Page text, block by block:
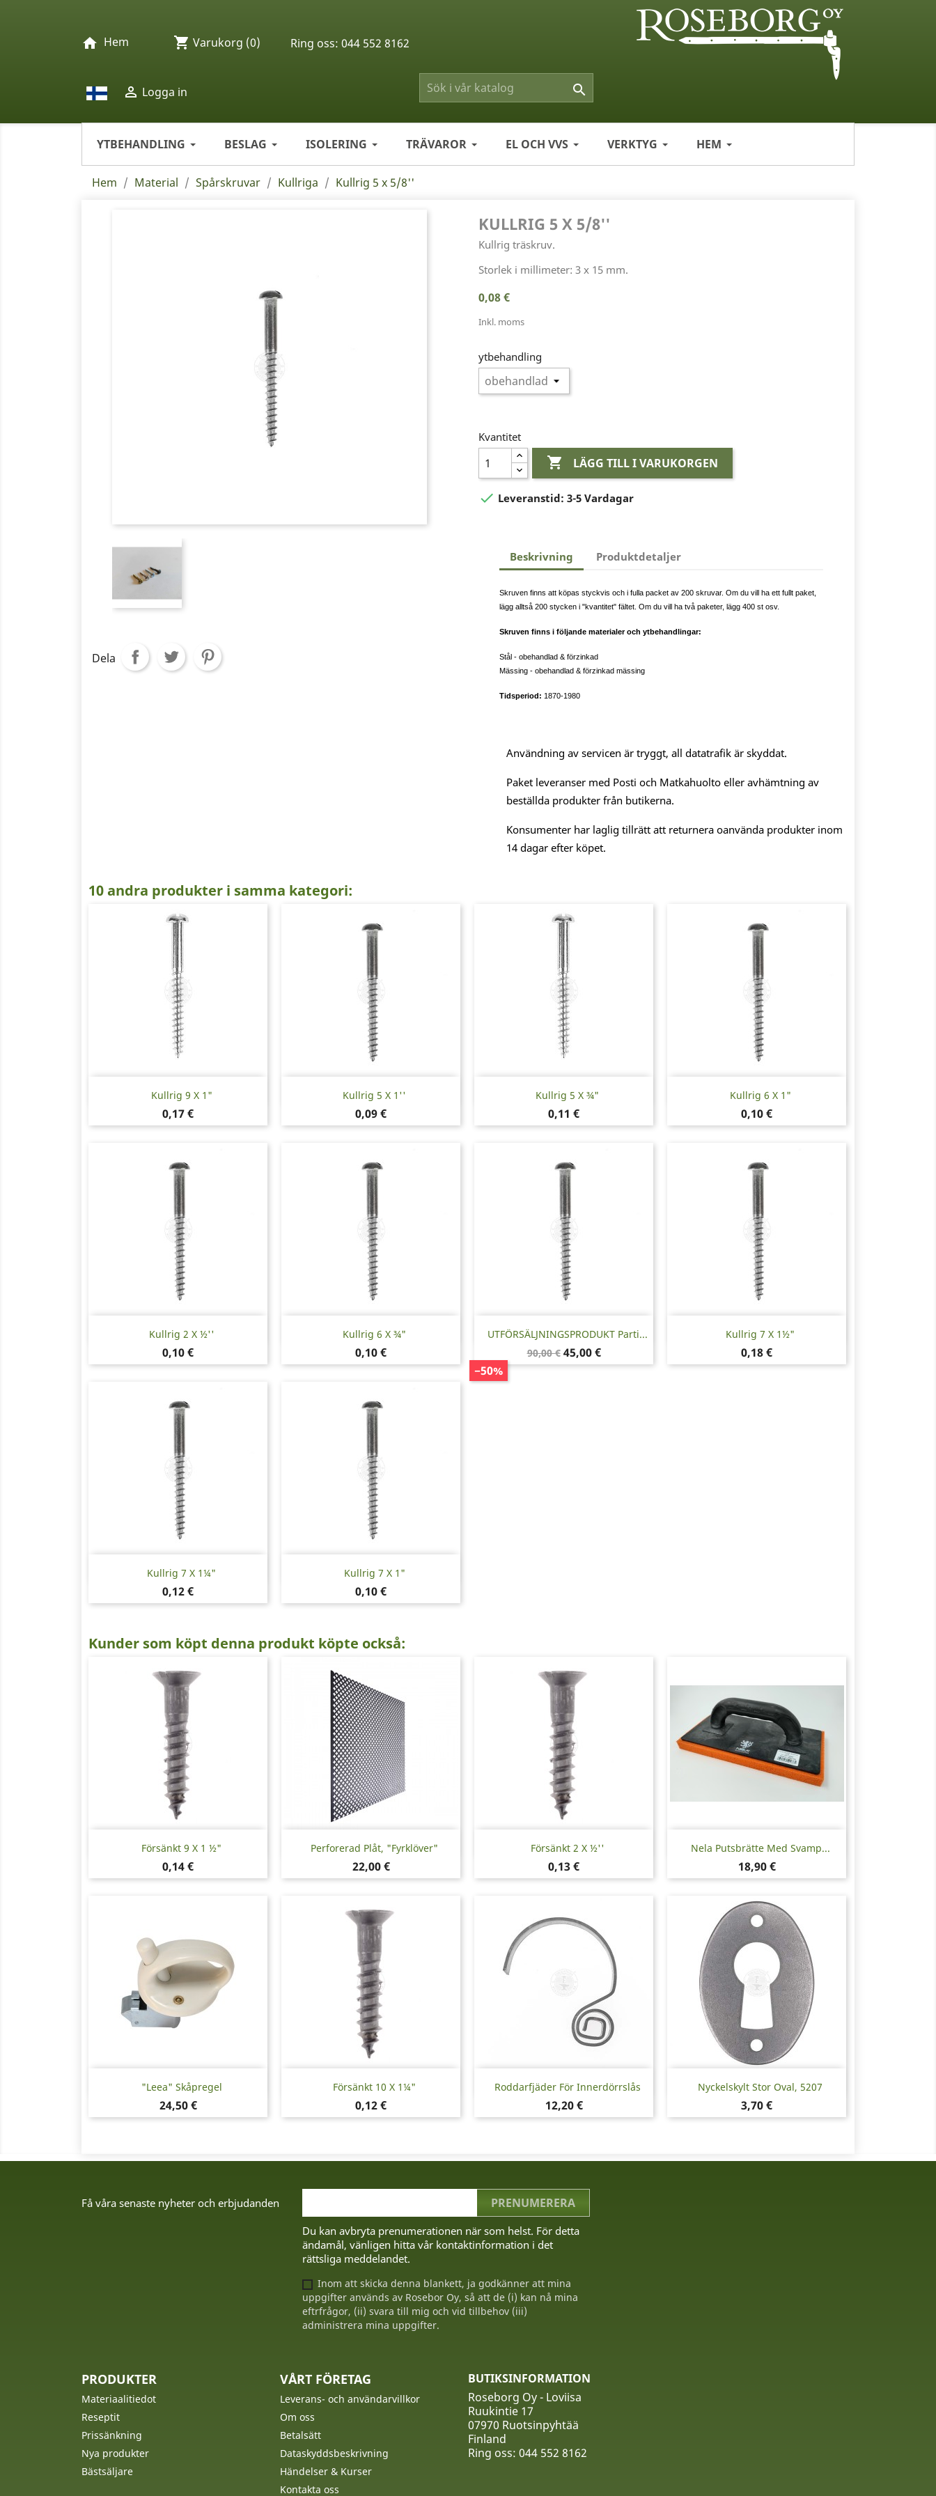

home Hem
 Logga in
shopping_cart Varukorg (0)
YTBEHANDLING BESLAG ISOLERING TRÄVAROR EL OCH VVS VERKTYG HEM
Ring oss: 044 552 8162
Hem Material Spårskruvar Kullriga Kullrig 5 x 5/8''
Dela
KULLRIG 5 X 5/8''
Kullrig träskruv.
Storlek i millimeter: 3 x 15 mm.
0,08 €
Inkl. moms
ytbehandling
Kvantitet
 LÄGG TILL I VARUKORGEN
 Leveranstid: 3-5 Vardagar
Beskrivning Produktdetaljer
Skruven finns att köpas styckvis och i fulla packet av 200 skruvar. Om du vill ha ett fullt paket,
lägg alltså 200 stycken i "kvantitet" fältet. Om du vill ha två paketer, lägg 400 st osv.
Skruven finns i följande materialer och ytbehandlingar:
Stål - obehandlad & förzinkad
Mässing - obehandlad & förzinkad mässing
Tidsperiod: 1870-1980
Användning av servicen är tryggt, all datatrafik är skyddat.
Paket leveranser med Posti och Matkahuolto eller avhämtning av
beställda produkter från butikerna.
Konsumenter har laglig tillrätt att returnera oanvända produkter inom
14 dagar efter köpet.
10 andra produkter i samma kategori:
Kullrig 9 X 1"
Pris
0,17 €
Snabbvy Kullrig 5 X 1''
Pris
0,09 €
Snabbvy Kullrig 5 X ¾"
Pris
0,11 €
Snabbvy Kullrig 6 X 1"
Pris
0,10 €
Snabbvy
Kullrig 2 X ½''
Pris
0,10 €
Snabbvy Kullrig 6 X ¾"
Pris
0,10 €
Snabbvy UTFÖRSÄLJNINGSPRODUKT Parti...
Baspris
90,00 €
−50%
Pris
45,00 €
Snabbvy Kullrig 7 X 1½"
Pris
0,18 €
Snabbvy
Kullrig 7 X 1¼"
Pris
0,12 €
Snabbvy Kullrig 7 X 1"
Pris
0,10 €
Snabbvy
Kunder som köpt denna produkt köpte också:
Försänkt 9 X 1 ½"
Pris
0,14 €
Snabbvy Perforerad Plåt, "Fyrklöver"
Pris
22,00 €
Snabbvy Försänkt 2 X ½''
Pris
0,13 €
Snabbvy Nela Putsbrätte Med Svamp...
Pris
18,90 €
Snabbvy
"Leea" Skåpregel
Pris
24,50 €
Snabbvy Försänkt 10 X 1¼"
Pris
0,12 €
Snabbvy Roddarfjäder För Innerdörrslås
Pris
12,20 €
Snabbvy Nyckelskylt Stor Oval, 5207
Pris
3,70 €
Snabbvy
Få våra senaste nyheter och erbjudanden
Du kan avbryta prenumerationen när som helst. För detta
ändamål, vänligen hitta vår kontaktinformation i det
rättsliga meddelandet.
Inom att skicka denna blankett, ja godkänner att mina
uppgifter används av Rosebor Oy, så att de (i) kan nå mina
eftrfrågor, (ii) svara till mig och vid tillbehov (iii)
administrera mina uppgifter.
PRODUKTER
Materiaalitiedot
Reseptit
Prissänkning
Nya produkter
Bästsäljare
VÅRT FÖRETAG
Leverans- och användarvillkor
Om oss
Betalsätt
Dataskyddsbeskrivning
Händelser & Kurser
Kontakta oss
BUTIKSINFORMATION
Roseborg Oy - Loviisa
Ruukintie 17
07970 Ruotsinpyhtää
Finland
Ring oss: 044 552 8162